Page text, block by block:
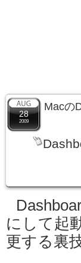
28
2009
Macの
にして起
更する裏